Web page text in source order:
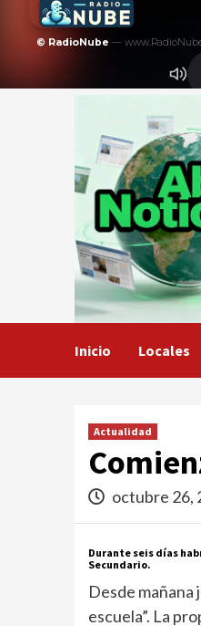
Inicio Locales
Actualidad
octubre 26,
Durante seis días
Secundario.
Desde mañana
escuela”. La